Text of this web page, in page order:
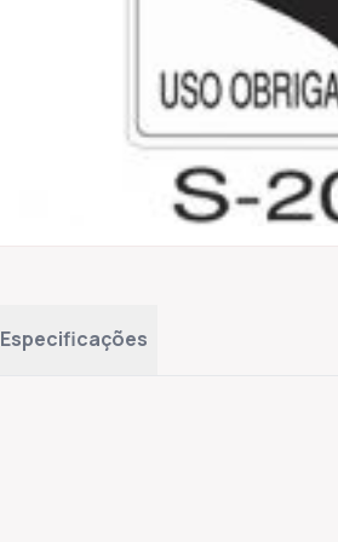
Especificações